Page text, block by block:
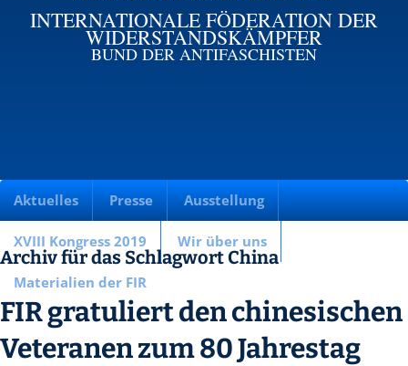
INTERNATIONALE FÖDERATION DER
WIDERSTANDSKÄMPFER
BUND DER ANTIFASCHISTEN
Aktuelles Presse Ausstellung
XVIII Kongress 2019 Wir über uns
Materialien der FIR
Archiv für das Schlagwort China
FIR gratuliert den chinesischen
Veteranen zum 80 Jahrestag